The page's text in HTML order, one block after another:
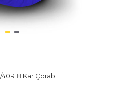
Kar Çorabı